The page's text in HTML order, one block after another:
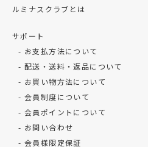
ルミナスクラブとは
サポート
お支払方法について
配送・送料・返品について
お買い物方法について
会員制度について
会員ポイントについて
お問い合わせ
会員様限定保証